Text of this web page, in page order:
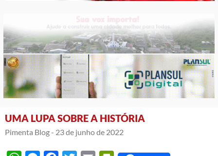
UMA LUPA SOBRE A HISTÓRIA
Pimenta Blog - 23 de junho de 2022